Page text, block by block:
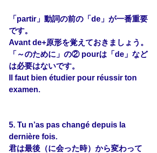
「partir」動詞の前の「de」が一番重要
です。
Avant de+原形を覚えておきましょう。
「～のために」の② pourは「de」など
は必要はないです。
Il faut bien étudier pour réussir ton
examen.
5. Tu n’as pas changé depuis la
dernière fois.
君は最後（に会った時）から変わって